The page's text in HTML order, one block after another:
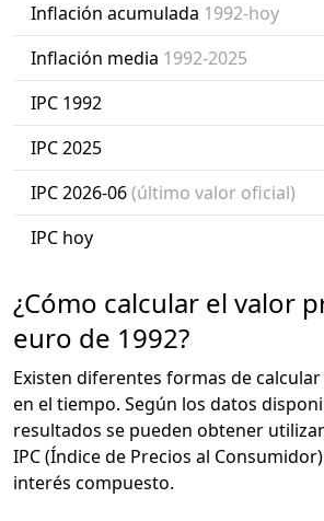
Inflación acumulada 1992-hoy
Inflación media 1992-2025
IPC 1992
IPC 2025
IPC 2026-06(último valor oficial)
IPC hoy
¿Cómo calcular el valor
euro de 1992?
Existen diferentes formas de
en el tiempo. Según los datos
resultados se pueden obtener
IPC (Índice de Precios al
interés compuesto.